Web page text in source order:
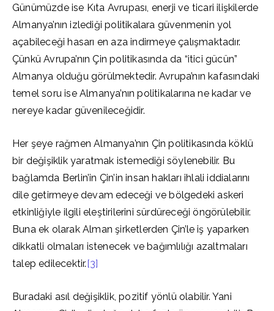
Günümüzde ise Kıta Avrupası, enerji ve ticari ilişkilerde
Almanya’nın izlediği politikalara güvenmenin yol
açabileceği hasarı en aza indirmeye çalışmaktadır.
Çünkü Avrupa’nın Çin politikasında da “itici gücün”
Almanya olduğu görülmektedir. Avrupa’nın kafasındaki
temel soru ise Almanya’nın politikalarına ne kadar ve
nereye kadar güvenileceğidir.
Her şeye rağmen Almanya’nın Çin politikasında köklü
bir değişiklik yaratmak istemediği söylenebilir. Bu
bağlamda Berlin’in Çin’in insan hakları ihlali iddialarını
dile getirmeye devam edeceği ve bölgedeki askeri
etkinliğiyle ilgili eleştirilerini sürdüreceği öngörülebilir.
Buna ek olarak Alman şirketlerden Çin’le iş yaparken
dikkatli olmaları istenecek ve bağımlılığı azaltmaları
talep edilecektir.[3]
Buradaki asıl değişiklik, pozitif yönlü olabilir. Yani